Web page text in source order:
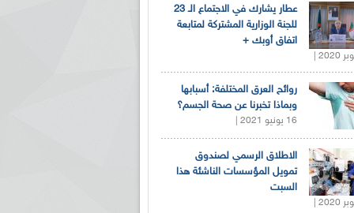
عطار يشارك في الاجتماع الـ 23
للجنة الوزارية المشتركة لمتابعة
اتفاق أوبك +
روائح العرق المختلفة: أسبابها
وبماذا تخبرنا عن صحة الجسم؟
16 يونيو 2021 |
الاطلاق الرسمي لصندوق
تمويل المؤسسات الناشئة هذا
السبت